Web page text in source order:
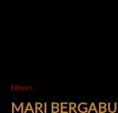
News
MARI